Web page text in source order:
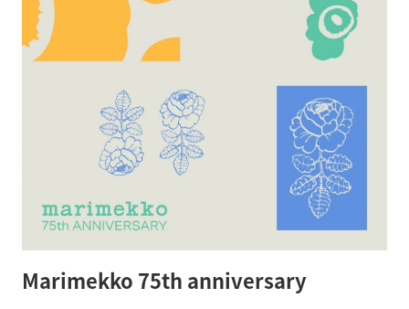
Marimekko 75th anniversary